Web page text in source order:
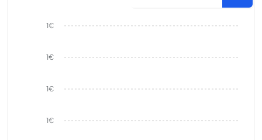
1€
1€
1€
1€